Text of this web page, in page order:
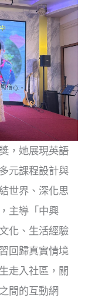
，她展現英語
元課程設計與
世界、深化思
主導「中興
化、生活經驗
回歸真實情境
走入社區，關
間的互動網